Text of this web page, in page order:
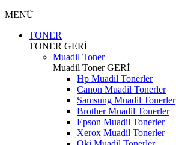
MENÜ
TONER
TONER GERİ
Muadil Toner
Muadil TonerGERİ
Hp Muadil Tonerler
Canon Muadil Tonerler
Samsung Muadil Tonerler
Brother Muadil Tonerler
Epson Muadil Tonerler
Xerox Muadil Tonerler